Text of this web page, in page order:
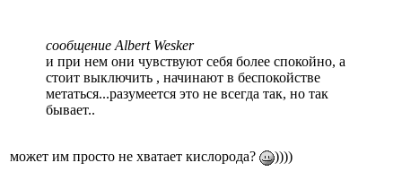
сообщение Albert Wesker
и при нем они чувствуют себя более спокойно, а
стоит выключить , начинают в беспокойстве
метаться...разумеется это не всегда так, но так
бывает..
может им просто не хватает кислорода? ))))